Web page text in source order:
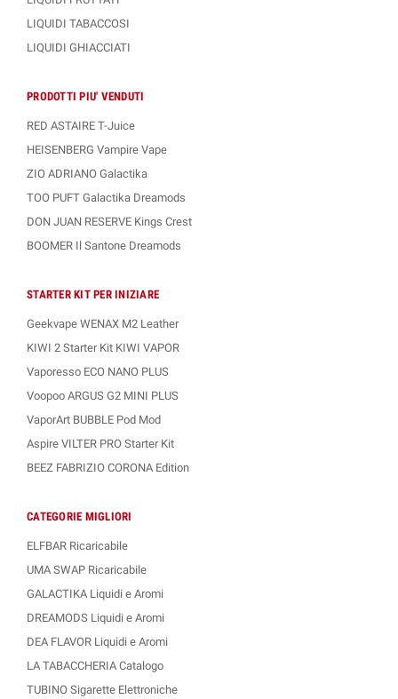
LIQUIDI TABACCOSI
LIQUIDI GHIACCIATI
PRODOTTI PIU' VENDUTI
RED ASTAIRE T-Juice
HEISENBERG Vampire Vape
ZIO ADRIANO Galactika
TOO PUFT Galactika Dreamods
DON JUAN RESERVE Kings Crest
BOOMER Il Santone Dreamods
STARTER KIT PER INIZIARE
Geekvape WENAX M2 Leather
KIWI 2 Starter Kit KIWI VAPOR
Vaporesso ECO NANO PLUS
Voopoo ARGUS G2 MINI PLUS
VaporArt BUBBLE Pod Mod
Aspire VILTER PRO Starter Kit
BEEZ FABRIZIO CORONA Edition
CATEGORIE MIGLIORI
ELFBAR Ricaricabile
UMA SWAP Ricaricabile
GALACTIKA Liquidi e Aromi
DREAMODS Liquidi e Aromi
DEA FLAVOR Liquidi e Aromi
LA TABACCHERIA Catalogo
TUBINO Sigarette Elettroniche